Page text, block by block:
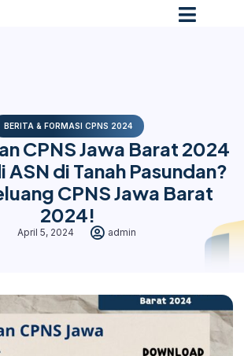
BERITA & FORMASI CPNS 2024
CPNS Jawa Barat 2024
ASN di Tanah Pasundan?
CPNS Jawa Barat
2024!
April 5, 2024 admin